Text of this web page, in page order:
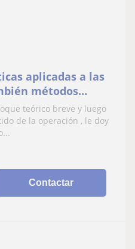
aplicadas a las
métodos
teórico breve y luego
de la operación , le doy
Contactar